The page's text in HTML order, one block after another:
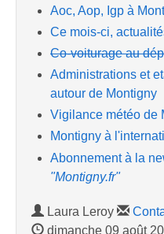
Aoc, Aop, Igp à
Ce mois-ci,
Co-voiturage au
Administrations et
autour de Montigny
Vigilance météo de
Montigny à
Abonnement à la
"Montigny.fr"
Laura Leroy
dimanche 09 août